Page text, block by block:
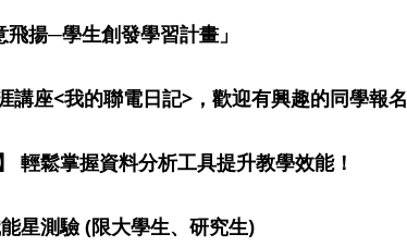
揚─學生創發學習計畫」
座<我的聯電日記>，歡迎有興趣的同學報名
鬆掌握資料分析工具提升教學效能！
測驗 (限大學生、研究生)